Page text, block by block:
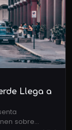
Llega a
sobre